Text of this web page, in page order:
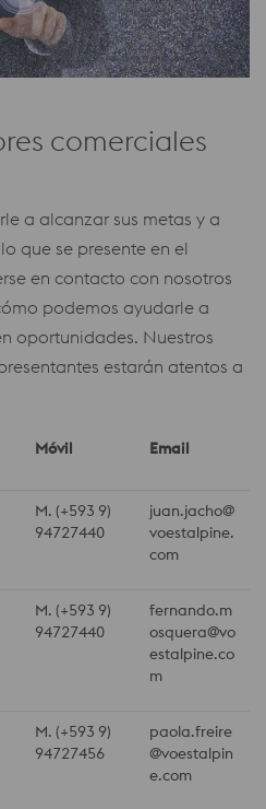
comerciales
a alcanzar sus metas y a
que se presente en el
en contacto con nosotros
podemos ayudarle a
oportunidades. Nuestros
estarán atentos a
Móvil Email
M. (+593 9)
94727440
juan.jacho@
voestalpine.
com
M. (+593 9)
94727440
fernando.m
osquera@vo
estalpine.co
m
M. (+593 9)
94727456
paola.freire
@voestalpin
e.com